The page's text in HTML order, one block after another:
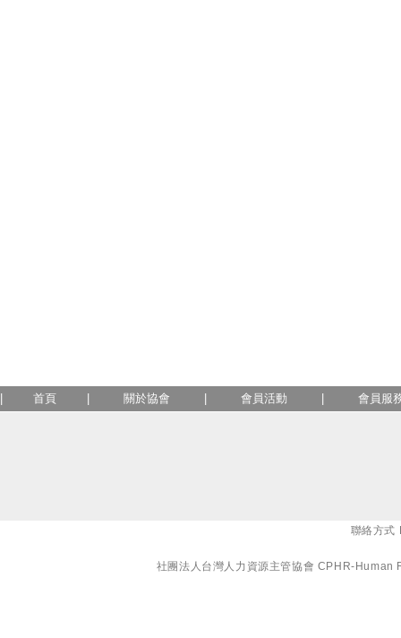
首頁 關於協會 會員活動 會員服
聯絡方式
社團法人台灣人力資源主管協會 CPHR-